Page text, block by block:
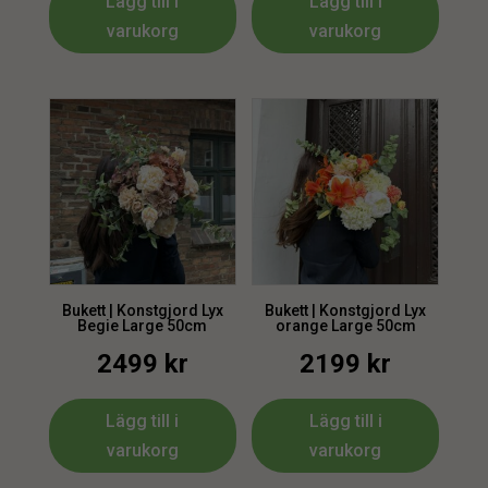
varukorg
varukorg
Bukett | Konstgjord Lyx
Begie Large 50cm
2499 kr
Lägg till i
varukorg
Bukett | Konstgjord Lyx
orange Large 50cm
2199 kr
Lägg till i
varukorg